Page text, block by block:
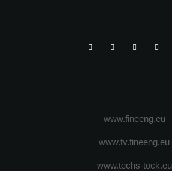
www.fineeng.eu
www.tv.fineeng.eu
www.techs-tock.eu